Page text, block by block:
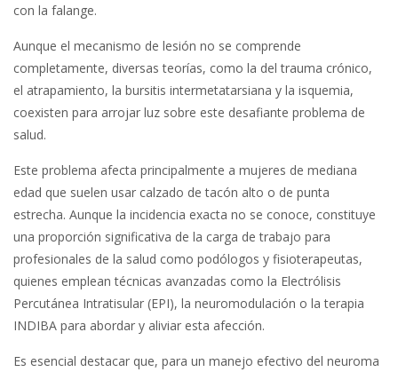
con la falange.
Aunque el mecanismo de lesión no se comprende
completamente, diversas teorías, como la del trauma crónico,
el atrapamiento, la bursitis intermetatarsiana y la isquemia,
coexisten para arrojar luz sobre este desafiante problema de
salud.
Este problema afecta principalmente a mujeres de mediana
edad que suelen usar calzado de tacón alto o de punta
estrecha. Aunque la incidencia exacta no se conoce, constituye
una proporción significativa de la carga de trabajo para
profesionales de la salud como podólogos y fisioterapeutas,
quienes emplean técnicas avanzadas como la Electrólisis
Percutánea Intratisular (EPI), la neuromodulación o la terapia
INDIBA para abordar y aliviar esta afección.
Es esencial destacar que, para un manejo efectivo del neuroma